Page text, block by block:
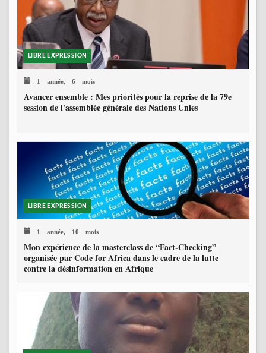
LIBRE EXPRESSION
1 année, 6 mois
Avancer ensemble : Mes priorités pour la reprise de la 79e
session de l'assemblée générale des Nations Unies
LIBRE EXPRESSION
1 année, 10 mois
Mon expérience de la masterclass de “Fact-Checking”
organisée par Code for Africa dans le cadre de la lutte
contre la désinformation en Afrique